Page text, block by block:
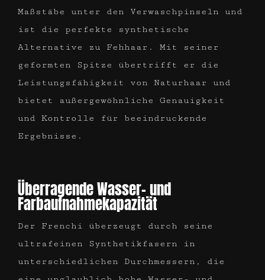
Maßstäbe unter den Verwaschpinseln und
ist die perfekte synthetische
Alternative zu Fehhaar. Mit seiner
geformten Spitze übertrifft er die
Leistungsfähigkeit von Naturhaar und
bietet außergewöhnliche Genauigkeit
und Kontrolle für beeindruckende
Ergebnisse.
Überragende Wasser- und
Farbaufnahmekapazität
Der Frenchi überzeugt durch seine
ultrafeinen Synthetikfasern in
unterschiedlichen Durchmessern, die